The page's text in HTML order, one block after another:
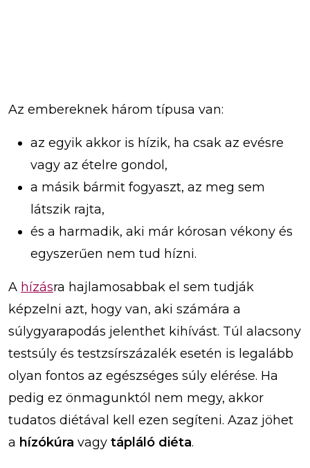
Az embereknek három típusa van:
az egyik akkor is hízik, ha csak az evésre
vagy az ételre gondol,
a másik bármit fogyaszt, az meg sem
látszik rajta,
és a harmadik, aki már kórosan vékony és
egyszerűen nem tud hízni.
A hízásra hajlamosabbak el sem tudják
képzelni azt, hogy van, aki számára a
súlygyarapodás jelenthet kihívást. Túl alacsony
testsúly és testzsírszázalék esetén is legalább
olyan fontos az egészséges súly elérése. Ha
pedig ez önmagunktól nem megy, akkor
tudatos diétával kell ezen segíteni. Azaz jöhet
a hízókúra vagy tápláló diéta.